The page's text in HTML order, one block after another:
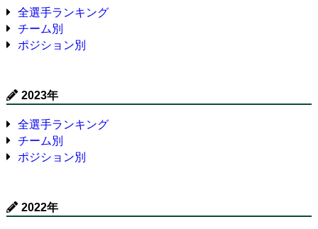
全選手ランキング
チーム別
ポジション別
2023年
全選手ランキング
チーム別
ポジション別
2022年